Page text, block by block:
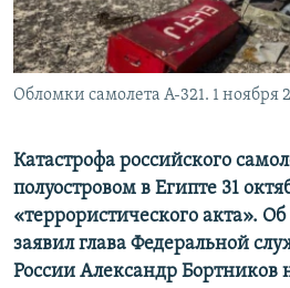
ELIFBE
УКРАИНСКАЯ ПРОБЛЕМА КРЫМА
Все сайты RFE/RL
Обломки самолета А-321. 1 ноября
Катастрофа российского
полуостровом в Египте 31
«террористического акта».
заявил глава Федеральной
России Александр Бортников